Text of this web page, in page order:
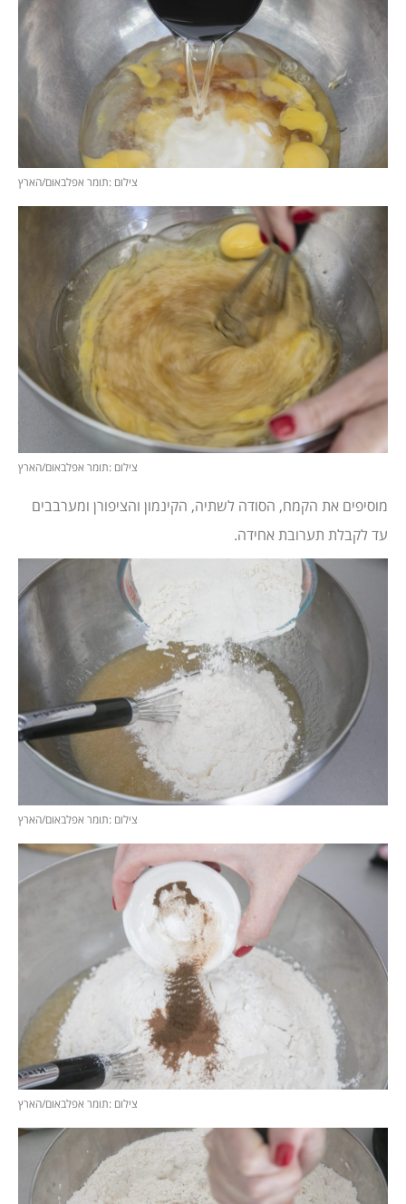
צילום :תומר אפלבאום/הארץ
צילום :תומר אפלבאום/הארץ
מוסיפים את הקמח, הסודה לשתיה, הקינמון והציפורן ומערבבים
עד לקבלת תערובת אחידה.
צילום :תומר אפלבאום/הארץ
צילום :תומר אפלבאום/הארץ